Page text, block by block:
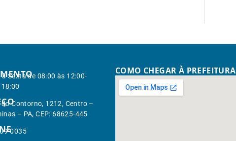
à Sexta de 08:00 às 12:00-
do Contorno, 1212, Centro –
– PA, CEP: 68625-445
0035
COMO CHEGAR À PREFEITURA